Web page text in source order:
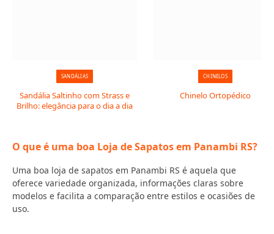
SANDÁLIAS
Sandália Saltinho com Strass e
Brilho: elegância para o dia a dia
CHINELOS
Chinelo Ortopédico
O que é uma boa Loja de Sapatos em Panambi RS?
Uma boa loja de sapatos em Panambi RS é aquela que
oferece variedade organizada, informações claras sobre
modelos e facilita a comparação entre estilos e ocasiões de
uso.